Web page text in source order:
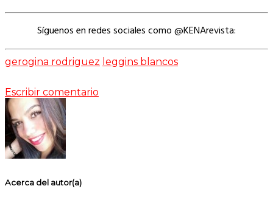
Síguenos en redes sociales como @KENArevista:
gerogina rodriguez leggins blancos
Escribir comentario
Acerca del autor(a)